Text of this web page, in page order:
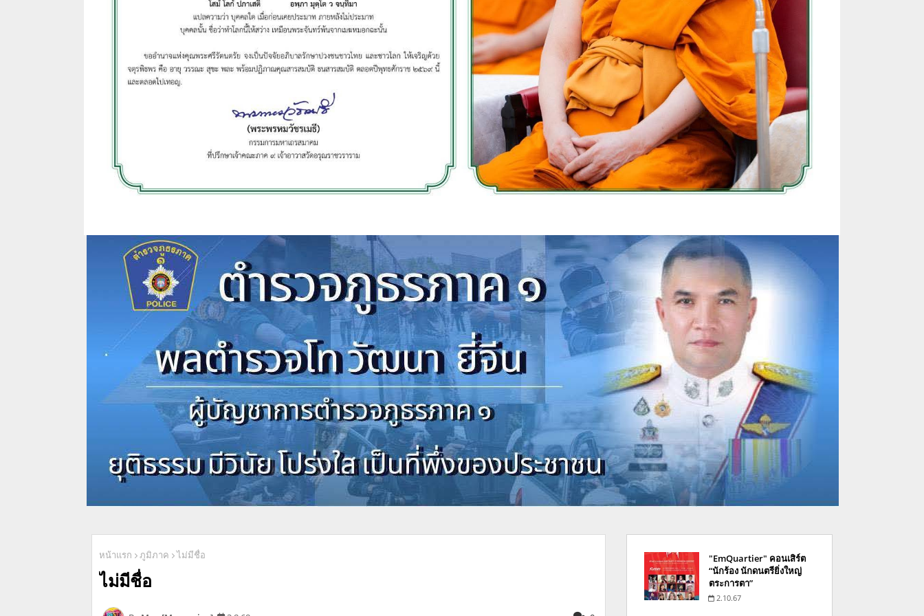
หน้าแรก ภูมิภาค ไม่มีชื่อ
ไม่มีชื่อ
"EmQuartier" คอนเสิร์ต
“นักร้อง นักดนตรียิ่งใหญ่
ตระการตา”
2.10.67